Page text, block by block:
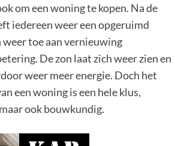
om een woning te kopen. Na de
iedereen weer een opgeruimd
weer toe aan vernieuwing
De zon laat zich weer zien en
weer meer energie. Doch het
een woning is een hele klus,
ook bouwkundig.